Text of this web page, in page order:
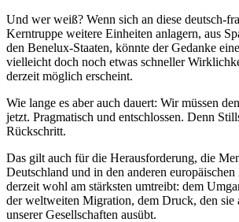
Und wer weiß? Wenn sich an diese deutsch-
Kerntruppe weitere Einheiten anlagern, aus
den Benelux-Staaten, könnte der Gedanke
vielleicht doch noch etwas schneller
derzeit möglich erscheint.
Wie lange es aber auch dauert: Wir müssen
jetzt. Pragmatisch und entschlossen. Denn
Rückschritt.
Das gilt auch für die Herausforderung, die
Deutschland und in den anderen europäischen
derzeit wohl am stärksten umtreibt: dem
der weltweiten Migration, dem Druck, den sie
unserer Gesellschaften ausübt.